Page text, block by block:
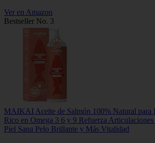
Ver en Amazon
Bestseller No. 3
MAIKAI Aceite de Salmón 100% Natural para
Rico en Omega 3 6 y 9 Refuerza
Piel Sana Pelo Brillante y Más Vitalidad